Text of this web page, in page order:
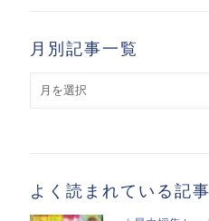
月別記事一覧
よく読まれている記事